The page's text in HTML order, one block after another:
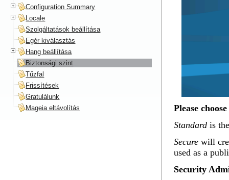
Please
Standard is
Secure will
used as a
Security
Configuration Summary
Locale
Szolgáltatások beállítása
Egér kiválasztás
Hang beállítása
Biztonsági szint
Tűzfal
Frissítések
Gratulálunk
Mageia eltávolítás